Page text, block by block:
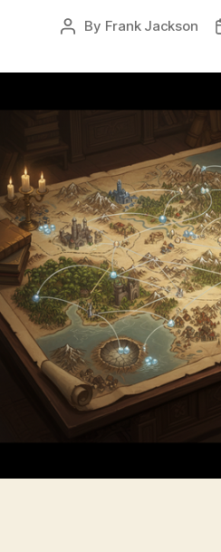
Post
By Frank Jackson